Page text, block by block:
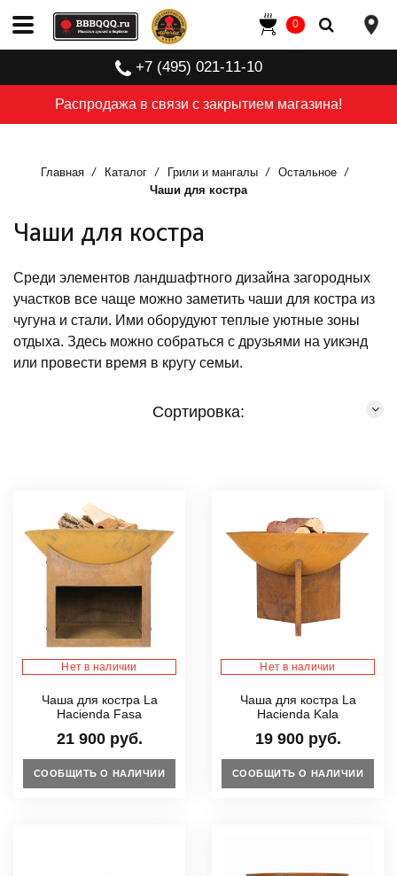
Распродажа в связи с закрытием магазина!
+7 (495) 021-11-10
0
Главная Каталог Грили и мангалы
Остальное
Чаши для костра
Чаши для костра
Среди элементов ландшафтного дизайна загородных
участков все чаще можно заметить чаши для костра из
чугуна и стали. Ими оборудуют теплые уютные зоны
отдыха. Здесь можно собраться с друзьями на уикэнд
или провести время в кругу семьи.
Сортировка:
Нет в наличии
Чаша для костра La
Hacienda Fasa
21 900 руб.
СООБЩИТЬ О НАЛИЧИИ
Нет в наличии
Чаша для костра La
Hacienda Kala
19 900 руб.
СООБЩИТЬ О НАЛИЧИИ